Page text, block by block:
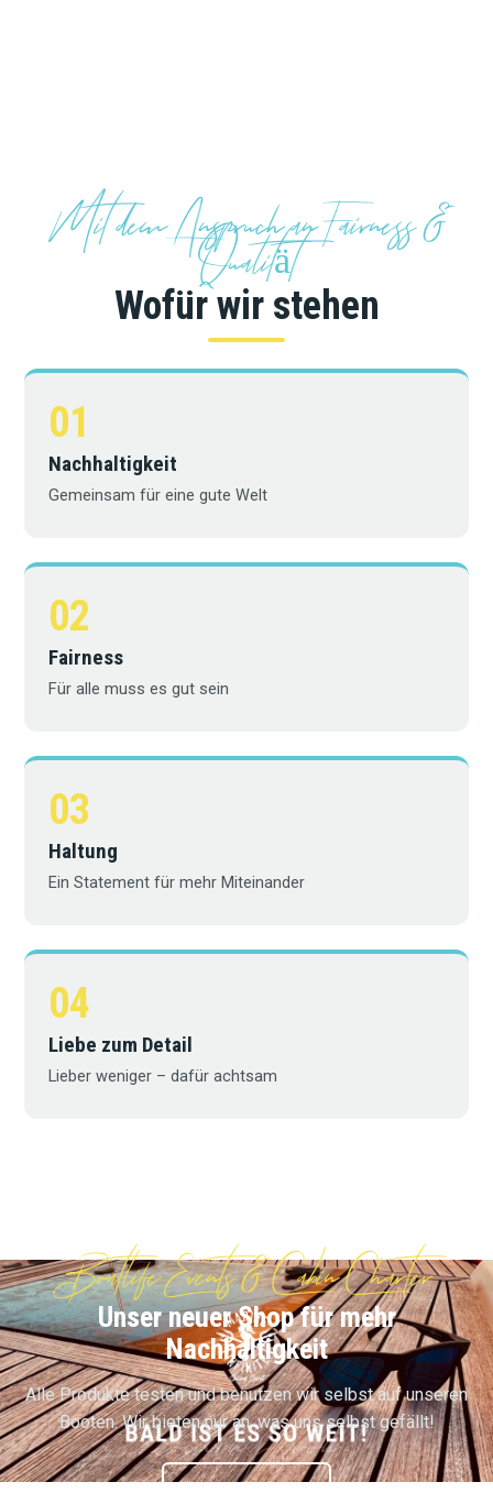
Mit dem Anspruch an Fairness &
Qualität
Wofür wir stehen
01
Nachhaltigkeit
Gemeinsam für eine gute Welt
02
Fairness
Für alle muss es gut sein
03
Haltung
Ein Statement für mehr Miteinander
04
Liebe zum Detail
Lieber weniger – dafür achtsam
Boatlife Events & Cabin Charter
Unser neuer Shop für mehr
Nachhaltigkeit
Alle Produkte testen und benutzen wir selbst auf unseren
Booten. Wir bieten nur an, was uns selbst gefällt!